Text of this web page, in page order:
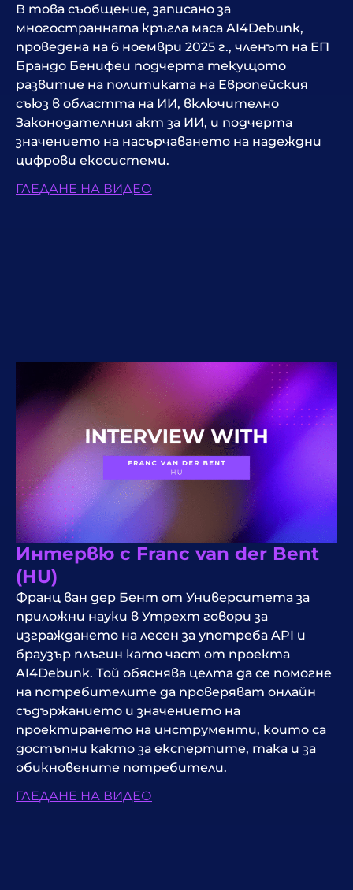
В това съобщение, записано за
многостранната кръгла маса AI4Debunk,
проведена на 6 ноември 2025 г., членът на ЕП
Брандо Бенифеи подчерта текущото
развитие на политиката на Европейския
съюз в областта на ИИ, включително
Законодателния акт за ИИ, и подчерта
значението на насърчаването на надеждни
цифрови екосистеми.
ГЛЕДАНЕ НА ВИДЕО
Интервю с Franc van der Bent
(HU)
Франц ван дер Бент от Университета за
приложни науки в Утрехт говори за
изграждането на лесен за употреба API и
браузър плъгин като част от проекта
AI4Debunk. Той обяснява целта да се помогне
на потребителите да проверяват онлайн
съдържанието и значението на
проектирането на инструменти, които са
достъпни както за експертите, така и за
обикновените потребители.
ГЛЕДАНЕ НА ВИДЕО